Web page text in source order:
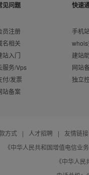
见问题
员注册
名相关
站入门
服务/Vps
付/发票
站备案
快速
手机
whois
建站
网站
独立
方式 | 人才招聘 | 友情链接
《中华人民共和国增值电信业
《中华人